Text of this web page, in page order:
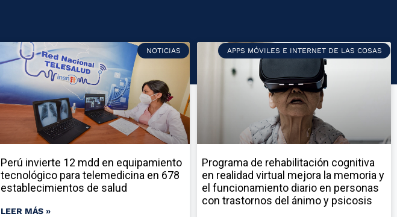
NOTICIAS
Perú invierte 12 mdd en equipamiento
tecnológico para telemedicina en 678
establecimientos de salud
LEER MÁS »
APPS MÓVILES E INTERNET DE LAS COSAS
Programa de rehabilitación cognitiva
en realidad virtual mejora la memoria y
el funcionamiento diario en personas
con trastornos del ánimo y psicosis